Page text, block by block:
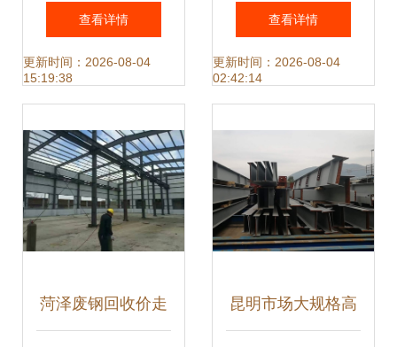
生产厂家 C型钢、
楼承板、彩钢瓦价
查看详情
更新时间：2026-08-04
15:19:38
墙、天桥、房屋安
装全解析
查看详情
更新时间：2026-08-04
02:42:14
菏泽废钢回收价走 昆明市场大规格高